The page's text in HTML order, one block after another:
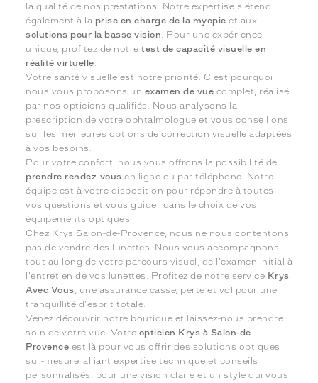
la qualité de nos prestations. Notre expertise s'étend
également à la prise en charge de la myopie et aux
solutions pour la basse vision . Pour une expérience
unique, profitez de notretest de capacité visuelle en
réalité virtuelle
Votre santé visuelle est notre priorité. C'est pourquoi
nous vous proposons un examen de vue complet, réalisé
par nos opticiens qualifiés. Nous analysons la
prescription de votre ophtalmologue et vous conseillons
sur les meilleures options de correction visuelle adaptées
à vos besoins.
Pour votre confort, nous vous offrons la possibilité de
prendre rendez-vous en ligne ou par téléphone. Notre
équipe est à votre disposition pour répondre à toutes
vos questions et vous guider dans le choix de vos
équipements optiques.
Chez Krys Salon-de-Provence, nous ne nous contentons
pas de vendre des lunettes. Nous vous accompagnons
tout au long de votre parcours visuel, de l'examen initial à
l'entretien de vos lunettes. Profitez de notre service Krys
Avec Vous , une assurance casse, perte et vol pour une
tranquillité d'esprit totale.
Venez découvrir notre boutique et laissez-nous prendre
soin de votre vue. Votre opticien Krys à Salon-de-
Provence est là pour vous offrir des solutions optiques
sur-mesure, alliant expertise technique et conseils
personnalisés, pour une vision claire et un style qui vous